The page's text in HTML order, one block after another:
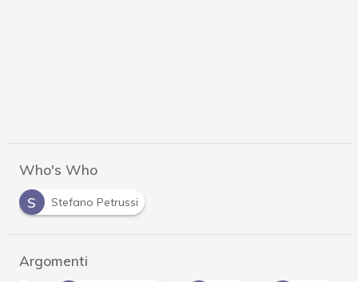
Who's Who
S
Stefano Petrussi
Argomenti